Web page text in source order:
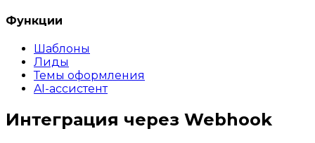
Функции
Шаблоны
Лиды
Темы оформления
AI-ассистент
Интеграция через Webhook